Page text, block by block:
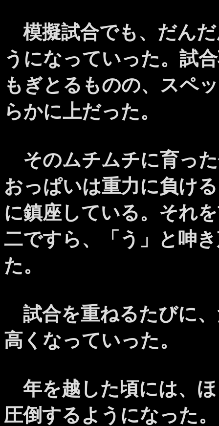
模擬試合でも、だん
うになっていった。試
もぎとるものの、スペ
らかに上だった。
そのムチムチに育っ
おっぱいは重力に負け
に鎮座している。それ
二ですら、「う」と呻
た。
試合を重ねるたびに
高くなっていった。
年を越した頃には、
圧倒するようになった。